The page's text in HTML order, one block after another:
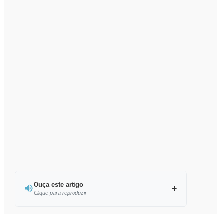
Ouça este artigo
Clique para reproduzir